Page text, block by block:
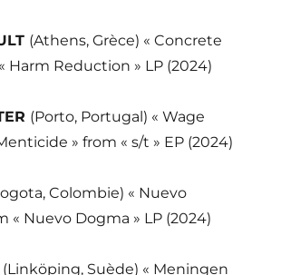
(Athens, Grèce) « Concrete
Harm Reduction » LP (2024)
(Porto, Portugal) « Wage
» from « s/t » EP (2024)
Colombie) « Nuevo
« Nuevo Dogma » LP (2024)
(Linköping, Suède) « Meningen